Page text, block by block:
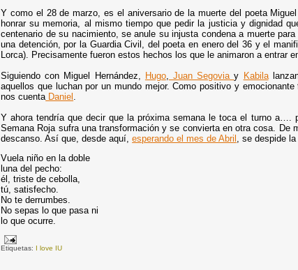
Y como el 28 de marzo, es el aniversario de la muerte del poeta
honrar su memoria, al mismo tiempo que pedir la justicia y dignidad
centenario de su nacimiento, se anule su injusta condena a muerte
una detención, por la Guardia Civil, del poeta en enero del 36 y el
Lorca). Precisamente fueron estos hechos los que le animaron a entrar
Siguiendo con Miguel Hernández, Hugo, Juan Segoviay Kabila
aquellos que luchan por un mundo mejor. Como positivo y
nos cuentaDaniel .
Y ahora tendría que decir que la próxima semana le toca el turno a….
Semana Roja sufra una transformación y se convierta en otra cosa.
descanso. Así que, desde aquí,esperando el mes de Abril , se despide
Vuela niño en la doble
luna del pecho:
él, triste de cebolla,
tú, satisfecho.
No te derrumbes.
No sepas lo que pasa ni
lo que ocurre.
Etiquetas: I love IU